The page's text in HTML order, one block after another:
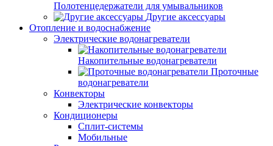
Полотенцедержатели для умывальников
Другие аксессуары
Отопление и водоснабжение
Электрические водонагреватели
Накопительные водонагреватели
Проточные
водонагреватели
Конвекторы
Электрические конвекторы
Кондиционеры
Сплит-системы
Мобильные